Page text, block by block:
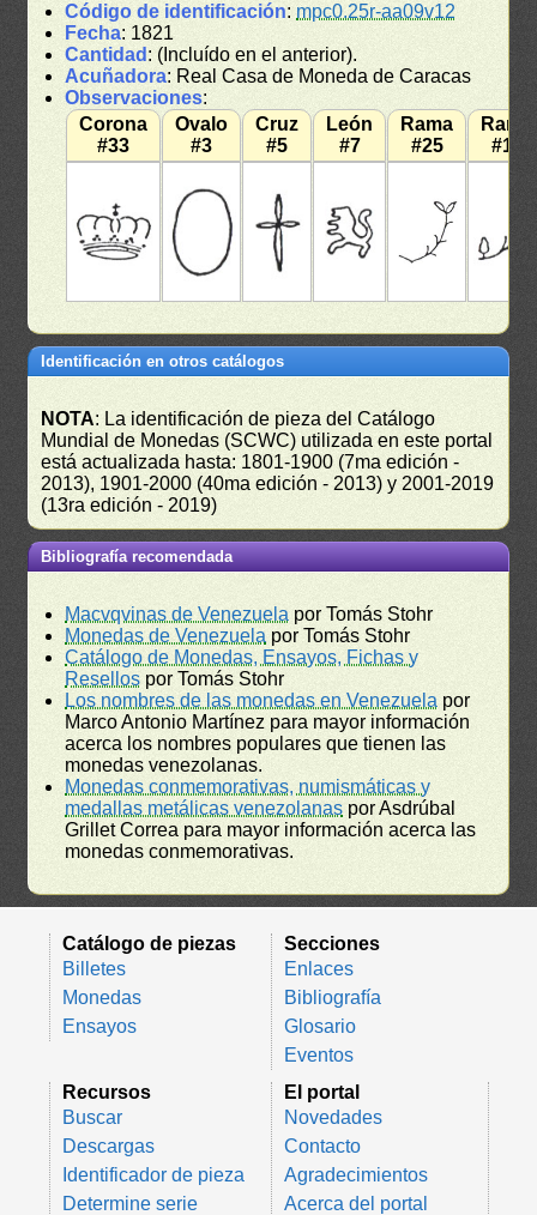
Código de identificación: mpc0.25r-aa09v12
Fecha: 1821
Cantidad : (Incluído en el anterior).
Acuñadora: Real Casa de Moneda de Caracas
Observaciones:
Corona
#33
Ovalo
#3
Cruz
#5
León
#7
Rama
#25
Rama
#12
Identificación en otros catálogos
NOTA: La identificación de pieza del Catálogo
Mundial de Monedas (SCWC) utilizada en este portal
está actualizada hasta: 1801-1900 (7ma edición -
2013), 1901-2000 (40ma edición - 2013) y 2001-2019
(13ra edición - 2019)
Bibliografía recomendada
Macvqvinas de Venezuela por Tomás Stohr
Monedas de Venezuela por Tomás Stohr
Catálogo de Monedas, Ensayos, Fichas y
Resellos por Tomás Stohr
Los nombres de las monedas en Venezuela por
Marco Antonio Martínez para mayor información
acerca los nombres populares que tienen las
monedas venezolanas.
Monedas conmemorativas, numismáticas y
medallas metálicas venezolanas por Asdrúbal
Grillet Correa para mayor información acerca las
monedas conmemorativas.
Catálogo de piezas
Billetes
Monedas
Ensayos
Secciones
Enlaces
Bibliografía
Glosario
Eventos
Recursos
Buscar
Descargas
Identificador de pieza
Determine serie
El portal
Novedades
Contacto
Agradecimientos
Acerca del portal